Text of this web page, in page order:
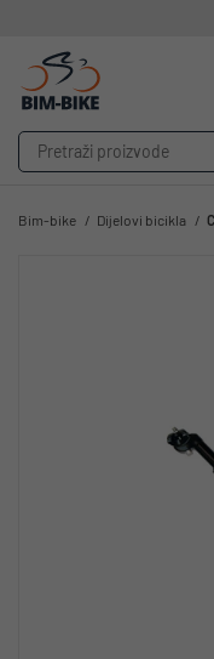
Bim-bike Dijelovi bicikla